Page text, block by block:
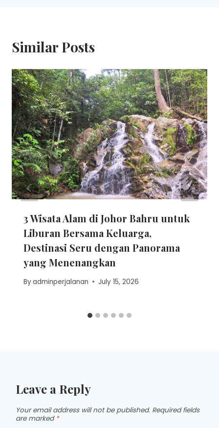
Similar Posts
3 Wisata Alam di Johor Bahru untuk
Liburan Bersama Keluarga,
Destinasi Seru dengan Panorama
yang Menenangkan
Byadminperjalanan July 15, 2026
Leave a Reply
Your email address will not be published. Required fields
are marked *